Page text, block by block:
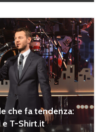
che fa tendenza:
e T-Shirt.it